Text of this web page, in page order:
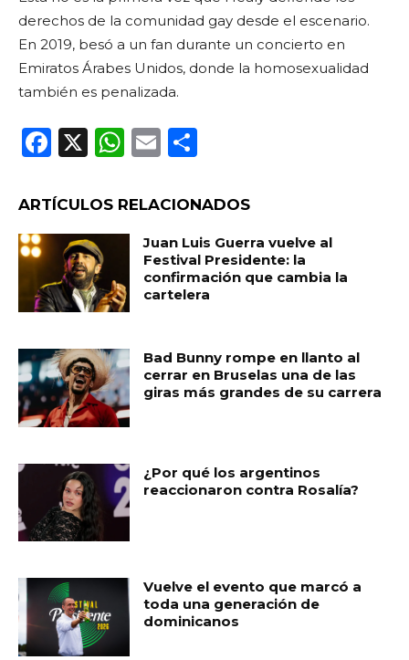
derechos de la comunidad gay desde el escenario.
En 2019, besó a un fan durante un concierto en
Emiratos Árabes Unidos, donde la homosexualidad
también es penalizada.
F
c
e
b
o
o
k
X
W
a
ts
A
p
p
E
ai m
p
ar
ti
ARTÍCULOS RELACIONADOS
Juan Luis Guerra vuelve al
Festival Presidente: la
confirmación que cambia la
cartelera
Bad Bunny rompe en llanto al
cerrar en Bruselas una de las
giras más grandes de su carrera
¿Por qué los argentinos
reaccionaron contra Rosalía?
Vuelve el evento que marcó a
toda una generación de
dominicanos